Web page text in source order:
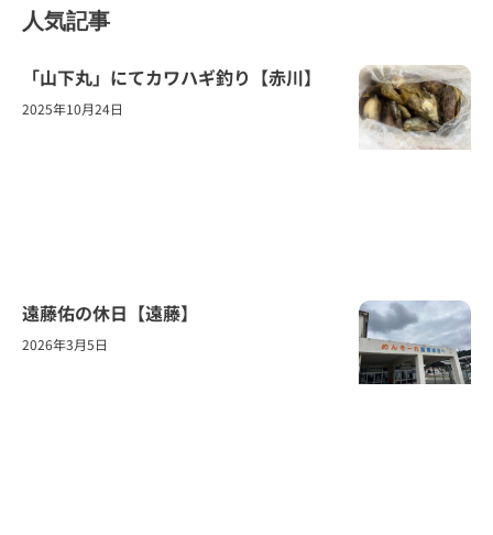
人気記事
「山下丸」にてカワハギ釣り【赤川】
2025年10月24日
遠藤佑の休日【遠藤】
2026年3月5日